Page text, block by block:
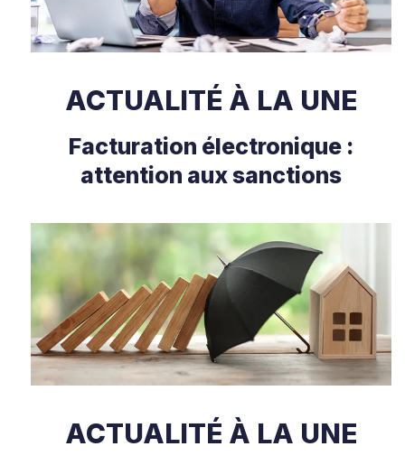
ACTUALITÉ À LA UNE
Facturation électronique :
attention aux sanctions
ACTUALITÉ À LA UNE